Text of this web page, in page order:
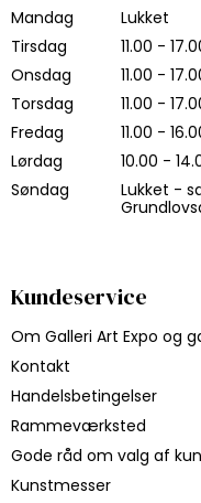
Mandag
Lukket
Tirsdag
11.00 -
Onsdag
11.00 -
Torsdag
11.00 -
Fredag
11.00 -
Lørdag
10.00 -
Søndag
Lukket -
Kundeservice
Om Galleri Art Expo og
Kontakt
Handelsbetingelser
Rammeværksted
Gode råd om valg af
Kunstmesser